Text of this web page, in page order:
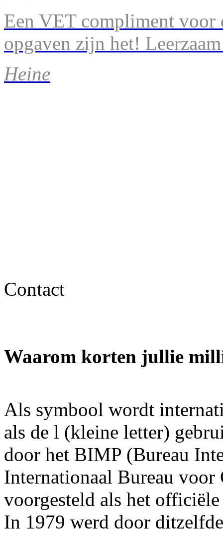
Een VET compliment voor
opgaven zijn het!
Heine
Contact
Waarom korten jullie
Als symbool wordt
als de l (kleine letter)
door het BIMP (Bureau
Internationaal Bureau voor
voorgesteld als het
In 1979 werd door